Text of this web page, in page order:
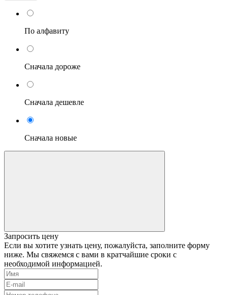
По алфавиту
Сначала дороже
Сначала дешевле
Сначала новые
Запросить цену
Если вы хотите узнать цену, пожалуйста, заполните форму
ниже. Мы свяжемся с вами в кратчайшие сроки с
необходимой информацией.